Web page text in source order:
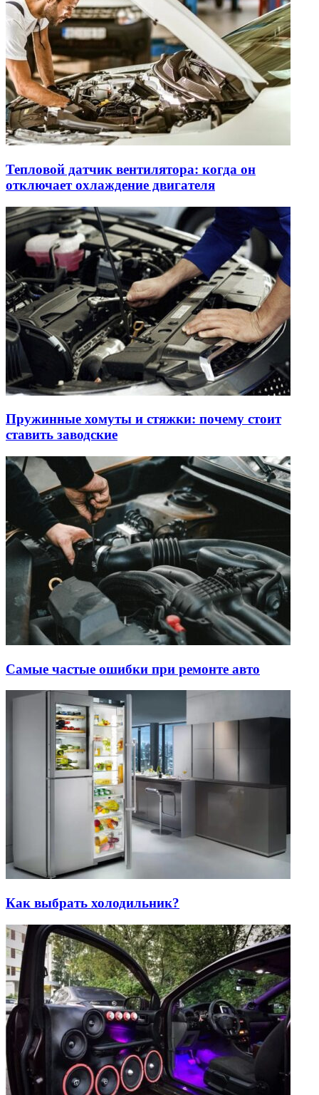
Тепловой датчик вентилятора: когда он
отключает охлаждение двигателя
Пружинные хомуты и стяжки: почему стоит
ставить заводские
Самые частые ошибки при ремонте авто
Как выбрать холодильник?